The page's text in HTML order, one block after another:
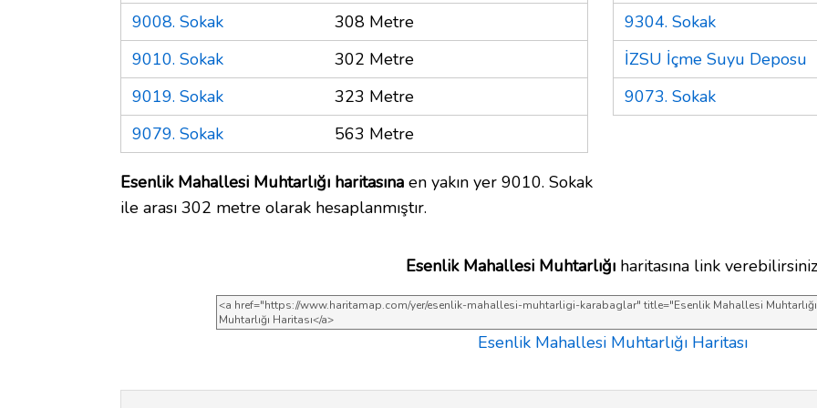
9008. Sokak
308 Metre
9010. Sokak
302 Metre
9019. Sokak
323 Metre
9079. Sokak
563 Metre
Esenlik Mahallesi Muhtarlığı haritasına en yakın yer 9010. Sokak
ile arası 302 metre olarak hesaplanmıştır.
9304. Sokak
İZSU İçme Suyu Deposu
9073. Sokak
Esenlik Mahallesi Muhtarlığıharitasına link
Esenlik Mahallesi Muhtarlığı Haritası